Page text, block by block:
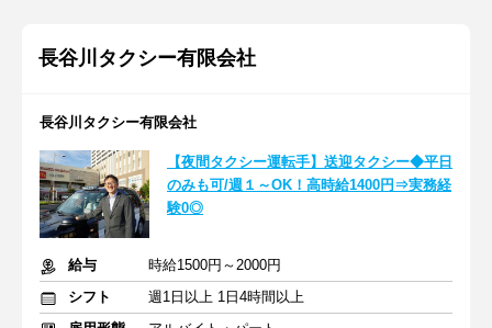
長谷川タクシー有限会社
長谷川タクシー有限会社
【夜間タクシー運転手】送迎タクシー◆平日
のみも可/週１～OK！高時給1400円⇒実務経
験0◎
給与
時給1500円～2000円
シフト
週1日以上 1日4時間以上